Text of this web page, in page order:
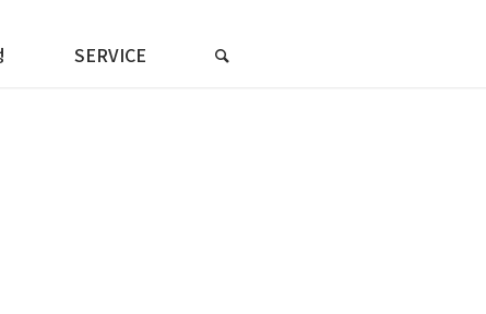
SERVICE